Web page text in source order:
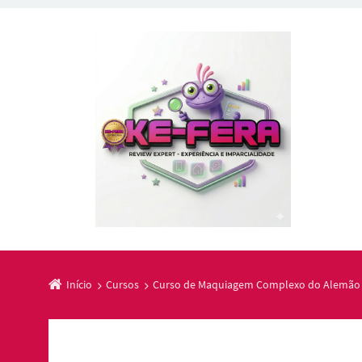
Início Cursos Curso de Maquiagem Complexo do